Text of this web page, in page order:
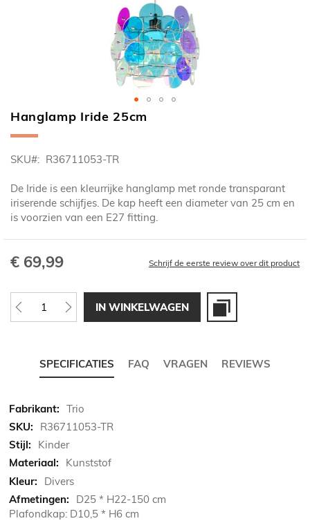
Ga
naar
begin
de
afbeeldingen-
gallerij
Hanglamp Iride 25cm
SKU R36711053-TR
De Iride is een kleurrijke hanglamp met ronde transparant
iriserende schijfjes. De kap heeft een diameter van 25 cm en
is voorzien van een E27 fitting.
€ 69,99 Schrijf de eerste review over dit product
IN WINKELWAGEN
SPECIFICATIES FAQ VRAGEN REVIEWS
Meer
informatie
Trio
R36711053-TR
Kinder
Kunststof
Divers
D25 * H22-150 cm
Plafondkap: D10,5 * H6 cm